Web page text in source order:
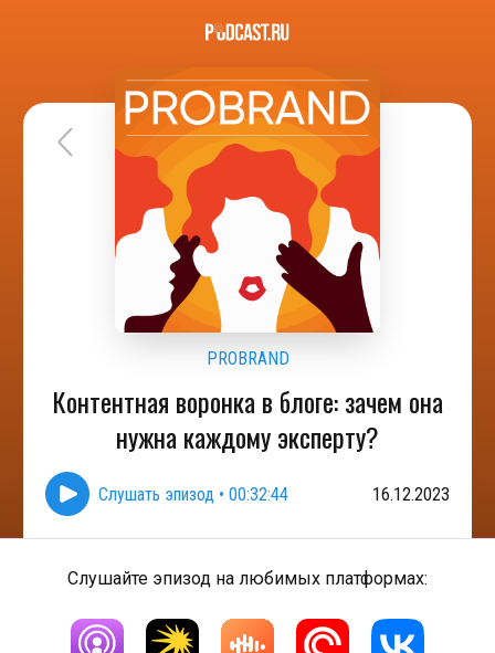
PROBRAND
Контентная воронка в блоге: зачем она
нужна каждому эксперту?
Слушать эпизод • 00:32:44 16.12.2023
Слушайте эпизод на любимых платформах: